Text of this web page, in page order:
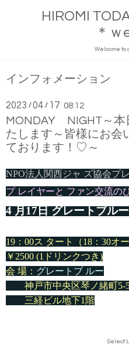
HIROMI
＊
Welcome to
インフォメーション
2023 /04 / 17 08:12
MONDAY NIGHT～本
たします～皆様にお会
ております！♡～
NPO法人関西ジャ ズ協会プ
プ レイヤーと ファン交流の
4 月17日 グレートブル
19：00ス タート（18：30オ
￥2500 (1ドリンクつき)
会 場： グレートブ ルー
神戸市中央区琴ノ緒町5-
三経ビル地下1階
Select